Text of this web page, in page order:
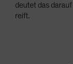
deutet das
reift.